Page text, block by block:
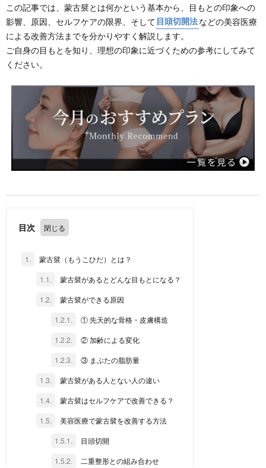
この記事では、蒙古襞とは何かという基本から、目もとの印象への
影響、原因、セルフケアの限界、そして 目頭切開法などの美容医療
による改善方法までを分かりやすく解説します。
ご自身の目もとを知り、理想の印象に近づくための参考にしてみて
ください。
目次
1.
蒙古襞（もうこひだ）とは？
1.1.
蒙古襞があるとどんな目もとになる？
1.2.
蒙古襞ができる原因
1.2.1.
① 先天的な骨格・皮膚構造
1.2.2.
② 加齢による変化
1.2.3.
③ まぶたの脂肪量
1.3.
蒙古襞がある人とない人の違い
1.4.
蒙古襞はセルフケアで改善できる？
1.5.
美容医療で蒙古襞を改善する方法
1.5.1.
目頭切開
1.5.2.
二重整形との組み合わせ